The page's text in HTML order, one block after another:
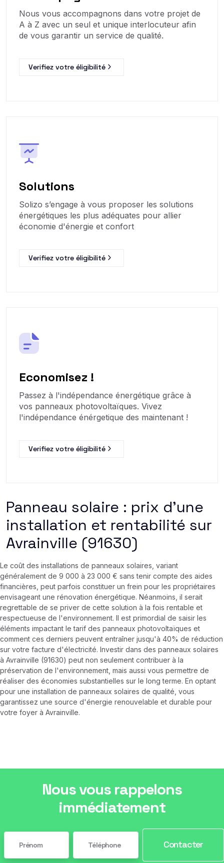
Nous vous accompagnons dans votre projet de
A à Z avec un seul et unique interlocuteur afin
de vous garantir un service de qualité.
Verifiez votre éligibilité
Solutions
Solizo s’engage à vous proposer les solutions
énergétiques les plus adéquates pour allier
économie d'énergie et confort
Verifiez votre éligibilité
Economisez !
Passez à l'indépendance énergétique grâce à
vos panneaux photovoltaïques. Vivez
l'indépendance énérgetique des maintenant !
Verifiez votre éligibilité
Panneau solaire : prix d’une
installation et rentabilité sur
Avrainville (91630)
Le coût des installations de panneaux solaires, variant
généralement de 9 000 à 23 000 € sans tenir compte des aides
financières, peut parfois constituer un frein pour les propriétaires
envisageant une rénovation énergétique. Néanmoins, il serait
regrettable de se priver de cette solution à la fois rentable et
respectueuse de l'environnement. Il est primordial de saisir les
éléments impactant le tarif des panneaux photovoltaïques et
comment ces derniers peuvent entraîner jusqu'à 40% de réduction
sur votre facture d'électricité. Investir dans des panneaux solaires
à Avrainville (91630) peut non seulement contribuer à la
préservation de l'environnement, mais aussi vous permettre de
réaliser des économies substantielles sur le long terme. En optant
pour une installation de panneaux solaires de qualité, vous
garantissez une source d'énergie renouvelable et durable pour
votre foyer à Avrainville.
Nous vous rappelons
immédiatement
Contacter